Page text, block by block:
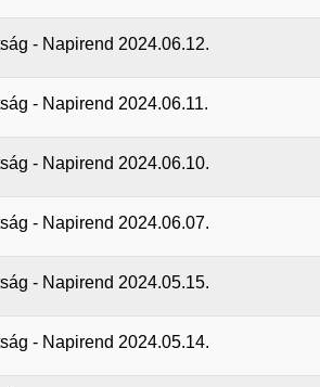
- Napirend 2024.06.12.
- Napirend 2024.06.11.
- Napirend 2024.06.10.
- Napirend 2024.06.07.
- Napirend 2024.05.15.
- Napirend 2024.05.14.